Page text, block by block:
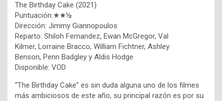
The Birthday Cake (2021)
Puntuación:★★½
Dirección: Jimmy Giannopoulos
Reparto: Shiloh Fernandez, Ewan McGregor, Val
Kilmer, Lorraine Bracco, William Fichtner, Ashley
Benson, Penn Badgley y Aldis Hodge
Disponible: VOD
“The Birthday Cake” es sin duda alguna uno de los filmes
más ambiciosos de este año, su principal razón es por su